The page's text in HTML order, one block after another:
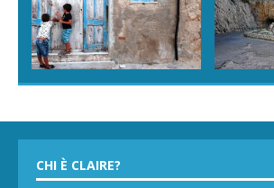
CHI È CLAIRE?